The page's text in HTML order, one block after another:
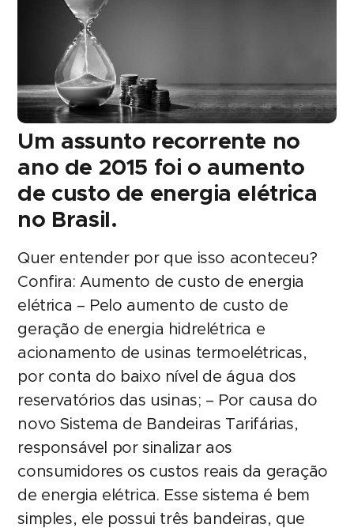
Um assunto recorrente no
ano de 2015 foi o aumento
de custo de energia elétrica
no Brasil.
Quer entender por que isso aconteceu?
Confira: Aumento de custo de energia
elétrica – Pelo aumento de custo de
geração de energia hidrelétrica e
acionamento de usinas termoelétricas,
por conta do baixo nível de água dos
reservatórios das usinas; – Por causa do
novo Sistema de Bandeiras Tarifárias,
responsável por sinalizar aos
consumidores os custos reais da geração
de energia elétrica. Esse sistema é bem
simples, ele possui três bandeiras, que